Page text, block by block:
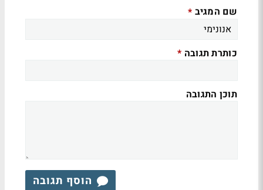
שם המגיב *
כותרת תגובה *
תוכן התגובה
הוסף תגובה